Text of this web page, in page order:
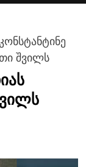
კონსტანტინე
შვილს